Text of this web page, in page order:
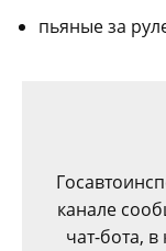
пьяные за
канале
чат-бота,